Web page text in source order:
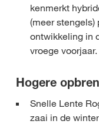
kenmerkt
(meer stengels)
ontwikkeling in
vroege voorjaar.
Hogere
Snelle Lente
zaai in de